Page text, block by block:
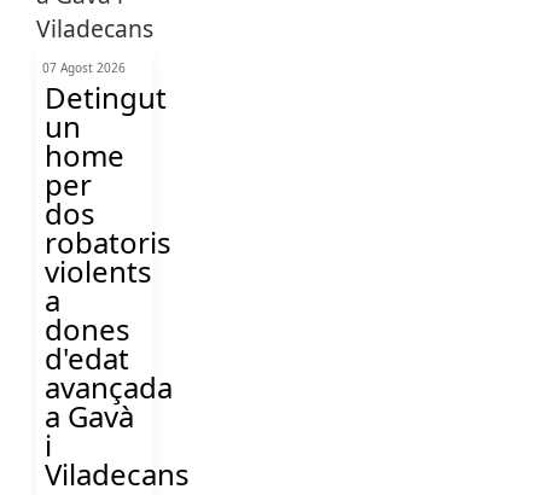
07 Agost 2026
Detingut
un
home
per
dos
robatoris
violents
a
dones
d'edat
avançada
a Gavà
i
Viladecans